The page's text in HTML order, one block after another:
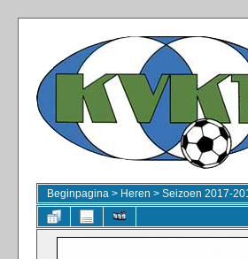
Beginpagina > Heren > Seizoen 2017-